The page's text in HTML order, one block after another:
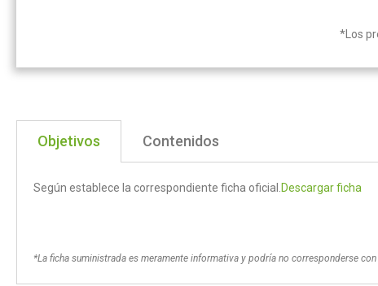
*Los
Objetivos Contenidos
Según establece la correspondiente ficha oficial.Descargar ficha
*La ficha suministrada es meramente informativa y podría no corresponderse